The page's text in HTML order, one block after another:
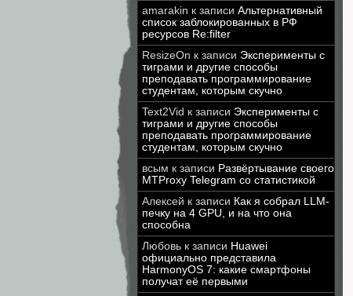
amarakin к записи Альтернативный
список заблокированных в РФ
ресурсов Re:filter
ResizeOn к записи Эксперименты с
тиграми и другие способы
преподавать программирование
студентам, которым скучно
Text2Vid к записи Эксперименты с
тиграми и другие способы
преподавать программирование
студентам, которым скучно
всым к записи Развёртывание своего
MTProxy Telegram со статистикой
Алексей к записи Как я собрал LLM-
печку на 4 GPU, и на что она
способна
Любовь к записи Huawei
официально представила
HarmonyOS 7: какие смартфоны
получат её первыми